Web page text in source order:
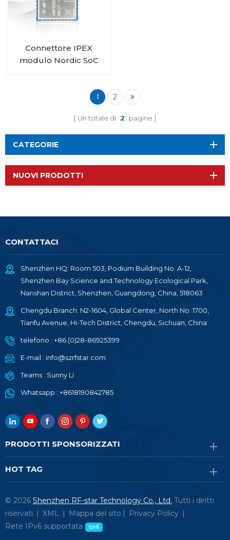
Connettore IPEX
modulo Nordic SoC
1 2
Un totale di 2 pagine
CATEGORIE
NUOVI PRODOTTI
CONTATTACI
Shenzhen HQ: Room 503, Podium Building No. A-12,
Shenzhen Bay Science and Technology Ecological Park,
Nanshan District, Shenzhen, Guangdong, China, 518063
Chengdu Branch: N2-1604, Global Center, North No. 1700,
Tianfu Avenue, Hi-Tech District, Chengdu, Sichuan, China
telefono : +86 (0)28-86925399
E-mail : info@szrfstar.com
Teams : Sunny Li
Whatsapp : +8618190842785
PRODOTTI SPONSORIZZATI
HOT TAG
© 2026 Shenzhen RF-star Technology Co., Ltd. Tutti i diritti
riservati. | XML | Mappa del sito | Privacy Policy |
Rete IPv6 supportata